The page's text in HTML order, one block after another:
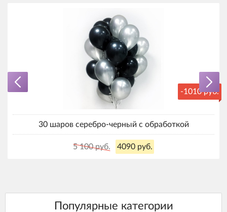
-1010 руб.
30 шаров серебро-черный с обработкой
5 100 руб. 4090 руб.